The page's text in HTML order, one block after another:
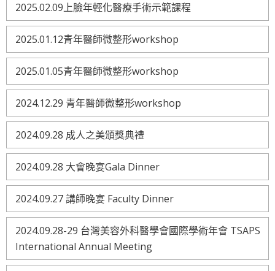
2025.02.09上臉年輕化醫療手術示範課程
2025.01.12青年醫師微整形workshop
2025.01.05青年醫師微整形workshop
2024.12.29 青年醫師微整形workshop
2024.09.28 成人之美頒獎典禮
2024.09.28 大會晚宴Gala Dinner
2024.09.27 講師晚宴 Faculty Dinner
2024.09.28-29 台灣美容外科醫學會國際學術年會 TSAPS
International Annual Meeting